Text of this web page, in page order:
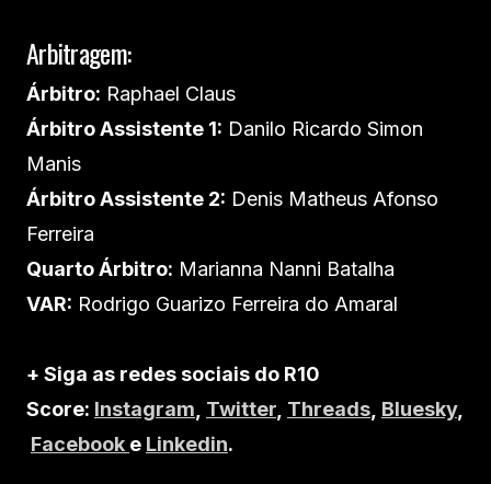
Arbitragem:
Árbitro: Raphael Claus
Árbitro Assistente 1: Danilo Ricardo Simon
Manis
Árbitro Assistente 2: Denis Matheus Afonso
Ferreira
Quarto Árbitro: Marianna Nanni Batalha
VAR: Rodrigo Guarizo Ferreira do Amaral
+ Siga as redes sociais do R10
Score: Instagram Twitter Threads Bluesky,
Facebook e Linkedin.